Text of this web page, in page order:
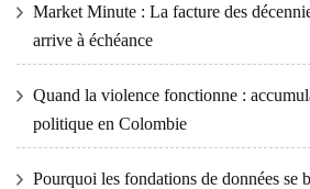
Market Minute : La facture des
arrive à échéance
Quand la violence fonctionne :
politique en Colombie
Pourquoi les fondations de données se